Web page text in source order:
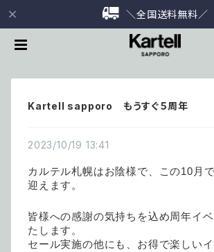
＼全国送料無料／
Kartell sapporo もうすぐ５周年
2023/10/19 13:41
カルテル札幌はお陰様で、この10月
迎えます。
皆様への感謝の気持ちを込め周年イ
たします。
セール実施の他にも、お得で楽しい